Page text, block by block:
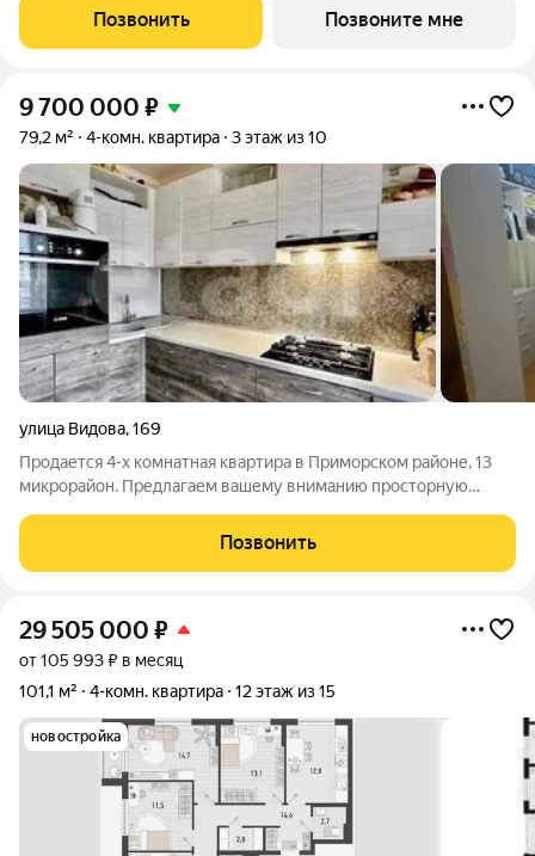
этажей. Проект объединяет просторные квартиры с
панорамными окнами, продуманные
Позвонить Позвоните мне
9 700 000 ₽
79,2 м² 4-комн. квартира 3 этаж из 10
улица Видова,169
Продается 4-х комнатная квартира в Приморском районе, 13
микрорайон. Предлагаем вашему вниманию просторную
расположенную в одном из самых комфортных и
востребованных районов города. Все комнаты раздельные,
Позвонить
29 505 000 ₽
от 105 993 ₽ в месяц
101,1 м²
4-комн. квартира 12 этаж из 15
новостройка